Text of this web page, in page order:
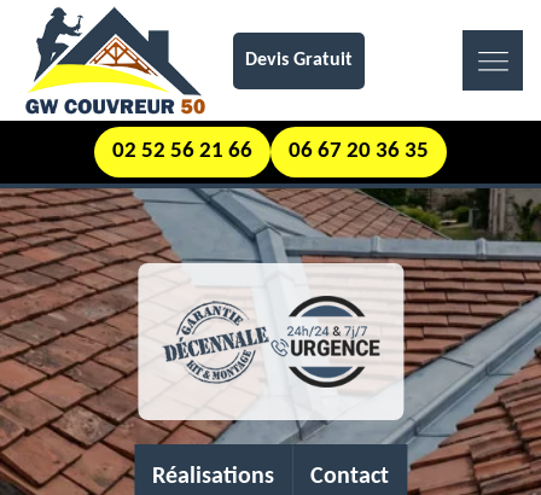
Devis Gratuit
02 52 56 21 66 06 67 20 36 35
Réalisations Contact